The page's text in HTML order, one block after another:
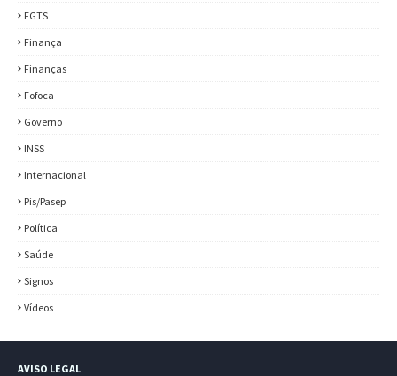
FGTS
Finança
Finanças
Fofoca
Governo
INSS
Internacional
Pis/Pasep
Política
Saúde
Signos
Vídeos
AVISO LEGAL